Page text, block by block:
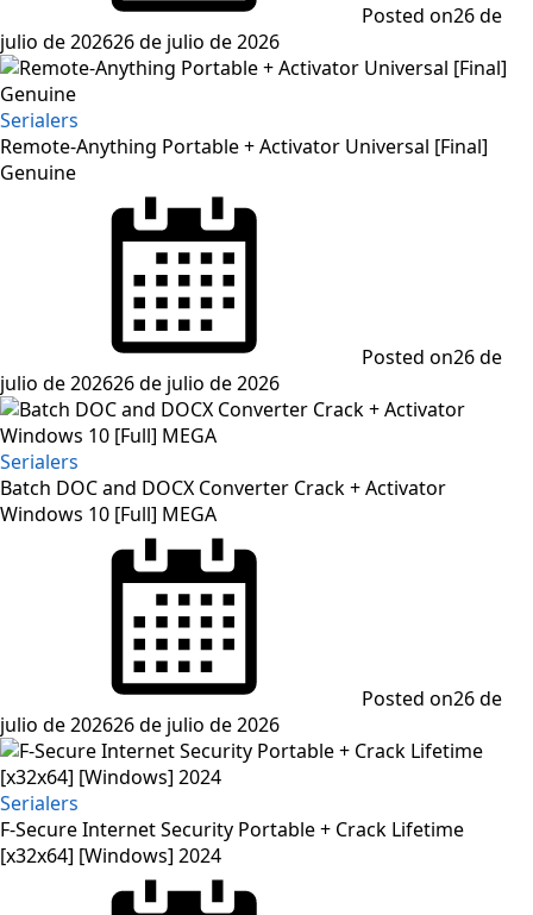
Posted on26 de
julio de 202626 de julio de 2026
Serialers
Remote-Anything Portable + Activator Universal [Final]
Genuine
Posted on26 de
julio de 202626 de julio de 2026
Serialers
Batch DOC and DOCX Converter Crack + Activator
Windows 10 [Full] MEGA
Posted on26 de
julio de 202626 de julio de 2026
Serialers
F-Secure Internet Security Portable + Crack Lifetime
[x32x64] [Windows] 2024